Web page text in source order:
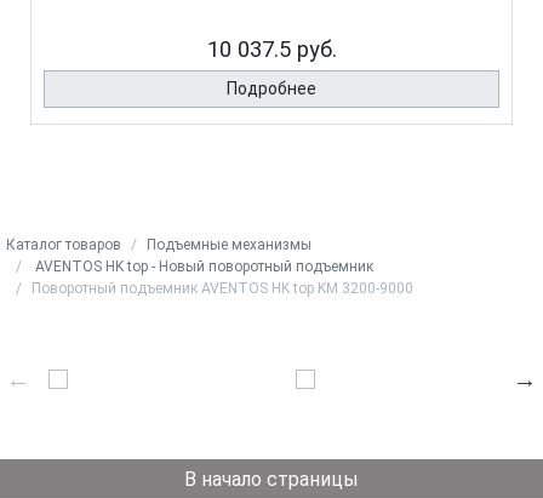
10 037.5 руб.
Подробнее
Каталог товаров
Подъемные механизмы
AVENTOS HK top - Новый поворотный подъемник
Поворотный подъемник AVENTOS HK top KM 3200-9000
В начало страницы